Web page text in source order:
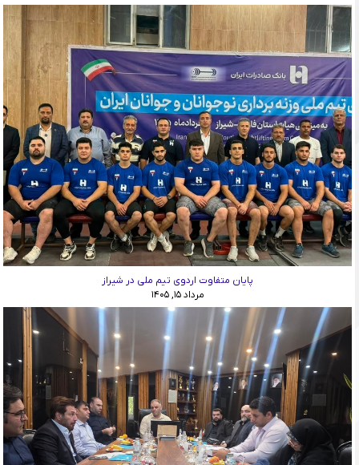
پایان متفاوت اردوی تیم ملی در شیراز
مرداد ۱۵, ۱۴۰۵